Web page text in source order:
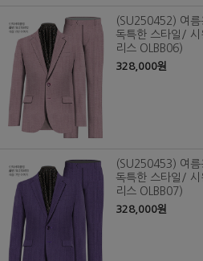
(SU250452) 여름
독특한 스타일/ 시
리스 OLBB06)
328,000원
(SU250453) 여름
독특한 스타일/
리스 OLBB07)
328,000원